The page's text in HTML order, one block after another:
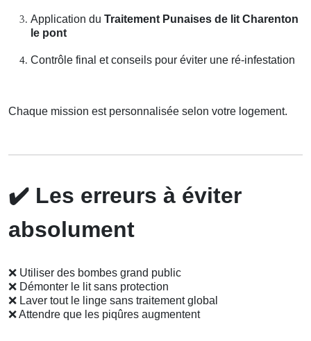
Application du Traitement Punaises de lit Charenton
le pont
Contrôle final et conseils pour éviter une ré-infestation
Chaque mission est personnalisée selon votre logement.
✔️ Les erreurs à éviter
absolument
❌ Utiliser des bombes grand public
❌ Démonter le lit sans protection
❌ Laver tout le linge sans traitement global
❌Attendre que les piqûres augmentent